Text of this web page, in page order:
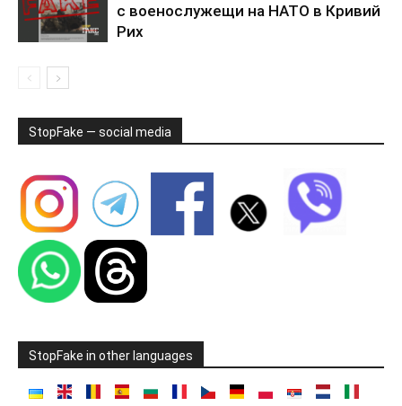
с военослужещи на НАТО в Кривий
Рих
StopFake — social media
StopFake in other languages